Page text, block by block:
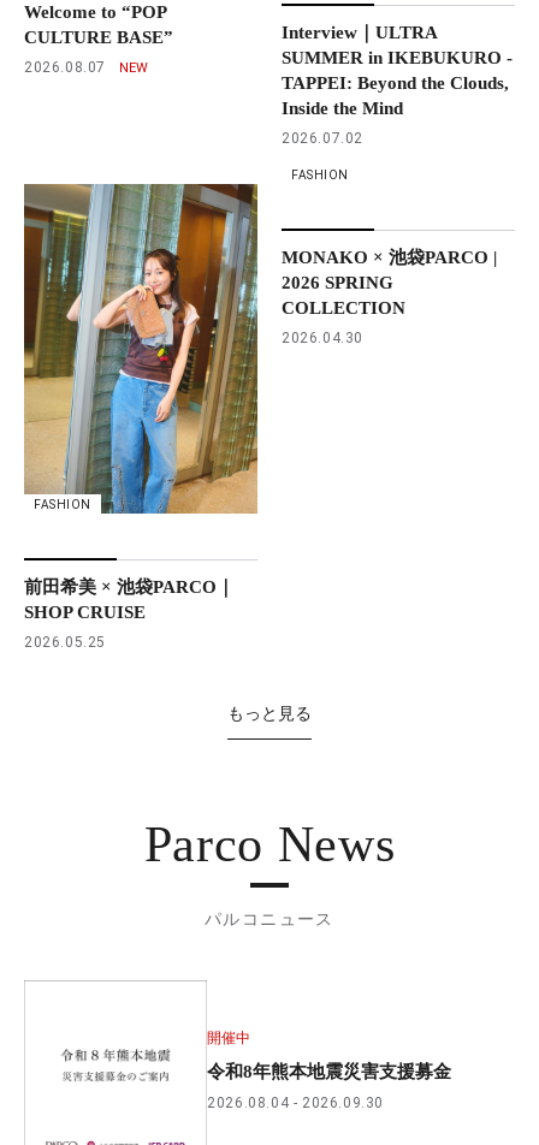
Welcome to “POP
CULTURE BASE”
2026.08.07
Interview｜ULTRA
SUMMER in IKEBUKURO -
TAPPEI: Beyond the Clouds,
Inside the Mind
2026.07.02
FASHION
前田希美 × 池袋PARCO｜
SHOP CRUISE
2026.05.25
FASHION
MONAKO × 池袋PARCO |
2026 SPRING
COLLECTION
2026.04.30
もっと見る
Parco News
パルコニュース
開催中
令和8年熊本地震災害支援募金
2026.08.04 2026.09.30